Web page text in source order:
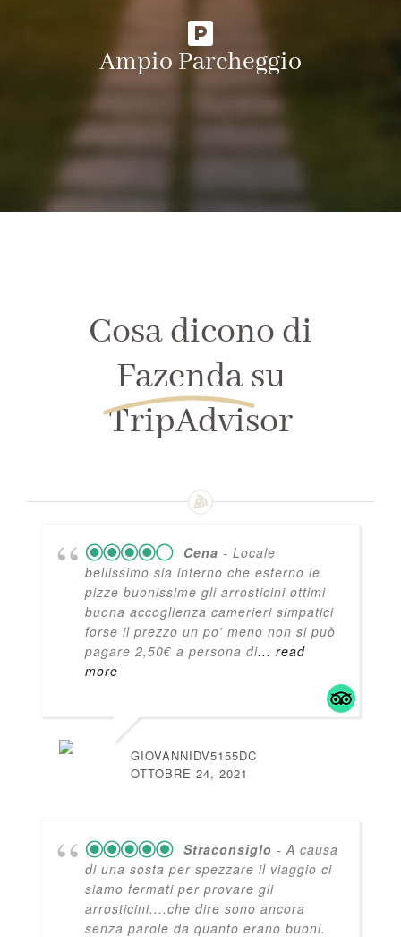
Ampio Parcheggio
Cosa dicono di
Fazenda su
TripAdvisor
Cena - Locale
bellissimo sia interno che esterno le
pizze buonissime gli arrosticini ottimi
buona accoglienza camerieri simpatici
forse il prezzo un po' meno non si può
pagare 2,50€ a persona di... read
more
GIOVANNIDV5155DC
OTTOBRE 24, 2021
Straconsiglo - A causa
di una sosta per spezzare il viaggio ci
siamo fermati per provare gli
arrosticini....che dire sono ancora
senza parole da quanto erano buoni.